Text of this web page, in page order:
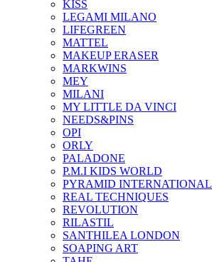
KISS
LEGAMI MILANO
LIFEGREEN
MATTEL
MAKEUP ERASER
MARKWINS
MEY
MILANI
MY LITTLE DA VINCI
NEEDS&PINS
OPI
ORLY
PALADONE
P.M.I KIDS WORLD
PYRAMID INTERNATIONAL
REAL TECHNIQUES
REVOLUTION
RILASTIL
SANTHILEA LONDON
SOAPING ART